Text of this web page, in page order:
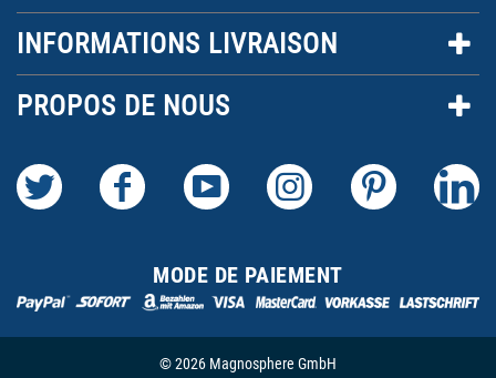
INFORMATIONS LIVRAISON
PROPOS DE NOUS
MODE DE PAIEMENT
© 2026 Magnosphere GmbH